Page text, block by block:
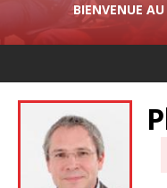
BIENVENUE